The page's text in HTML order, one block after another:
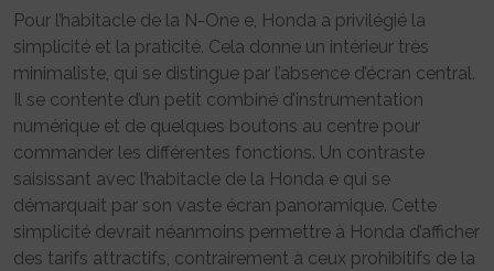
Pour l’habitacle de la N-One e, Honda a privilégié la
simplicité et la praticité. Cela donne un intérieur très
minimaliste, qui se distingue par l’absence d’écran central.
Il se contente d’un petit combiné d’instrumentation
numérique et de quelques boutons au centre pour
commander les différentes fonctions. Un contraste
saisissant avec l’habitacle de la Honda e qui se
démarquait par son vaste écran panoramique. Cette
simplicité devrait néanmoins permettre à Honda d’afficher
des tarifs attractifs, contrairement à ceux prohibitifs de la